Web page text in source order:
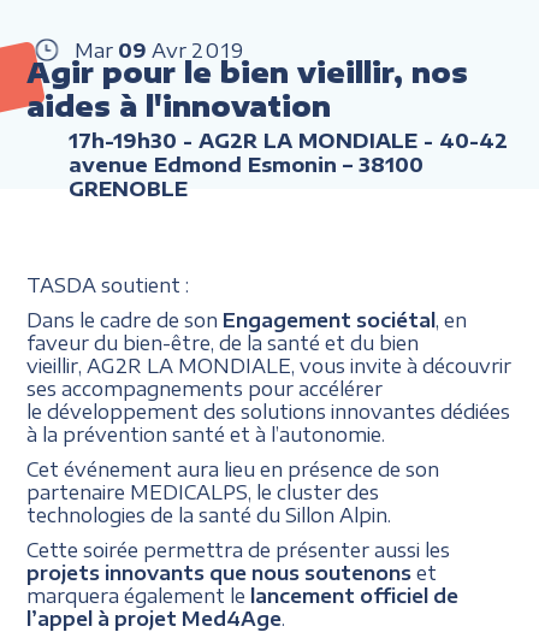
Mar 09 Avr 2019
Agir pour le bien vieillir, nos
aides à l'innovation
17h-19h30 - AG2R LA MONDIALE - 40-42
avenue Edmond Esmonin – 38100
GRENOBLE
TASDA soutient :
Dans le cadre de son Engagement sociétal , en
faveur du bien-être, de la santé et du bien
vieillir, AG2R LA MONDIALE, vous invite à découvrir
ses accompagnements pour accélérer
le développement des solutions innovantes dédiées
à la prévention santé et à l’autonomie.
Cet événement aura lieu en présence de son
partenaire MEDICALPS, le cluster des
technologies de la santé du Sillon Alpin.
Cette soirée permettra de présenter aussi les
projets innovants que nous soutenonset
marquera également le lancement officiel de
l’appel à projet Med4Age